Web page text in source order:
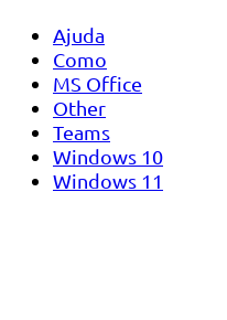
Ajuda
Como
MS Office
Other
Teams
Windows 10
Windows 11